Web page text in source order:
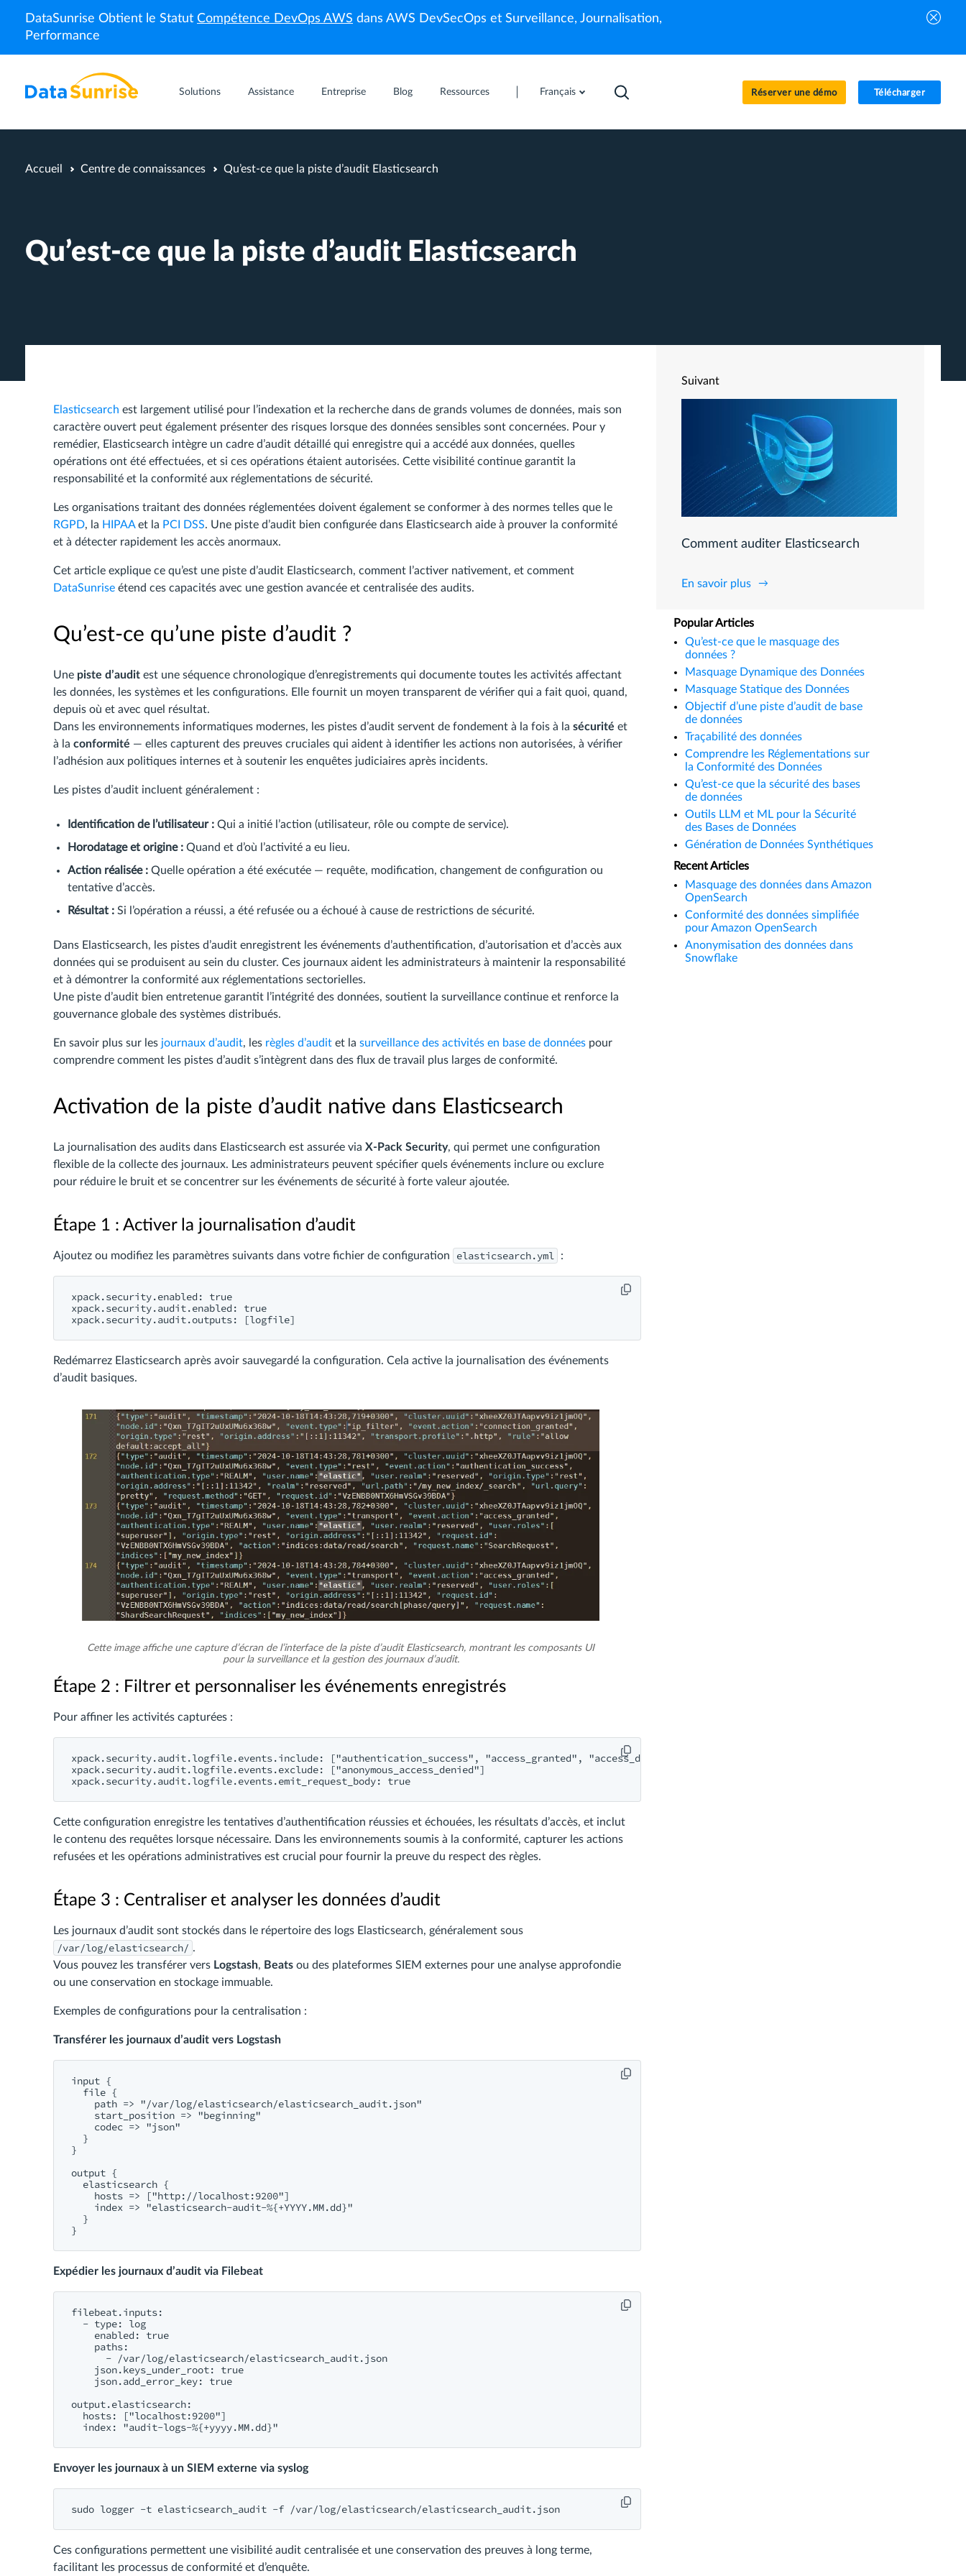
DataSunrise Obtient le Statut Compétence DevOps AWS dans AWS DevSecOps et Surveillance, Journalisation,
Performance
Solutions Assistance Entreprise Blog Ressources Français Réserver une démo Télécharger
Accueil Centre de connaissances Qu’est-ce que la piste d’audit Elasticsearch
Qu’est-ce que la piste d’audit Elasticsearch
Elasticsearch est largement utilisé pour l’indexation et la recherche dans de grands volumes de données, mais son
caractère ouvert peut également présenter des risques lorsque des données sensibles sont concernées. Pour y
remédier, Elasticsearch intègre un cadre d’audit détaillé qui enregistre qui a accédé aux données, quelles
opérations ont été effectuées, et si ces opérations étaient autorisées. Cette visibilité continue garantit la
responsabilité et la conformité aux réglementations de sécurité.
Les organisations traitant des données réglementées doivent également se conformer à des normes telles que le
RGPD, la HIPAAet la PCI DSS. Une piste d’audit bien configurée dans Elasticsearch aide à prouver la conformité
et à détecter rapidement les accès anormaux.
Cet article explique ce qu’est une piste d’audit Elasticsearch, comment l’activer nativement, et comment
DataSunrise étend ces capacités avec une gestion avancée et centralisée des audits.
Qu’est-ce qu’une piste d’audit ?
Une piste d’audit est une séquence chronologique d’enregistrements qui documente toutes les activités affectant
les données, les systèmes et les configurations. Elle fournit un moyen transparent de vérifier qui a fait quoi, quand,
depuis où et avec quel résultat.
Dans les environnements informatiques modernes, les pistes d’audit servent de fondement à la fois à la sécurité et
à la conformité — elles capturent des preuves cruciales qui aident à identifier les actions non autorisées, à vérifier
l’adhésion aux politiques internes et à soutenir les enquêtes judiciaires après incidents.
Les pistes d’audit incluent généralement :
Identification de l’utilisateur : Qui a initié l’action (utilisateur, rôle ou compte de service).
Horodatage et origine : Quand et d’où l’activité a eu lieu.
Action réalisée : Quelle opération a été exécutée — requête, modification, changement de configuration ou
tentative d’accès.
Résultat : Si l’opération a réussi, a été refusée ou a échoué à cause de restrictions de sécurité.
Dans Elasticsearch, les pistes d’audit enregistrent les événements d’authentification, d’autorisation et d’accès aux
données qui se produisent au sein du cluster. Ces journaux aident les administrateurs à maintenir la responsabilité
et à démontrer la conformité aux réglementations sectorielles.
Une piste d’audit bien entretenue garantit l’intégrité des données, soutient la surveillance continue et renforce la
gouvernance globale des systèmes distribués.
En savoir plus sur les journaux d’audit, les règles d’audit et la surveillance des activités en base de données pour
comprendre comment les pistes d’audit s’intègrent dans des flux de travail plus larges de conformité.
Activation de la piste d’audit native dans Elasticsearch
La journalisation des audits dans Elasticsearch est assurée via X-Pack Security, qui permet une configuration
flexible de la collecte des journaux. Les administrateurs peuvent spécifier quels événements inclure ou exclure
pour réduire le bruit et se concentrer sur les événements de sécurité à forte valeur ajoutée.
Étape 1 : Activer la journalisation d’audit
Ajoutez ou modifiez les paramètres suivants dans votre fichier de configuration elasticsearch.yml :
xpack.security.enabled: true
xpack.security.audit.enabled: true
Redémarrez Elasticsearch après avoir sauvegardé la configuration. Cela active la journalisation des événements
d’audit basiques.
Cette image affiche une capture d’écran de l’interface de la piste d’audit Elasticsearch, montrant les composants UI
pour la surveillance et la gestion des journaux d’audit.
Étape 2 : Filtrer et personnaliser les événements enregistrés
Pour affiner les activités capturées :
xpack.security.audit.logfile.events.include: ["authentication_success", "access_granted", "access_denied"]
xpack.security.audit.logfile.events.exclude: ["anonymous_access_denied"]
Cette configuration enregistre les tentatives d’authentification réussies et échouées, les résultats d’accès, et inclut
le contenu des requêtes lorsque nécessaire. Dans les environnements soumis à la conformité, capturer les actions
refusées et les opérations administratives est crucial pour fournir la preuve du respect des règles.
Étape 3 : Centraliser et analyser les données d’audit
Les journaux d’audit sont stockés dans le répertoire des logs Elasticsearch, généralement sous
/var/log/elasticsearch/ .
Vous pouvez les transférer vers Logstash, Beats ou des plateformes SIEM externes pour une analyse approfondie
ou une conservation en stockage immuable.
Exemples de configurations pour la centralisation :
Transférer les journaux d’audit vers Logstash
input {
  file {
    path => "/var/log/elasticsearch/elasticsearch_audit.json"
    start_position => "beginning"
    codec => "json"
  }
}
output {
  elasticsearch {
    hosts => ["http://localhost:9200"]
    index => "elasticsearch-audit-%{+YYYY.MM.dd}"
  }
Expédier les journaux d’audit via Filebeat
filebeat.inputs:
  - type: log
    enabled: true
    paths:
      - /var/log/elasticsearch/elasticsearch_audit.json
    json.keys_under_root: true
    json.add_error_key: true
output.elasticsearch:
  hosts: ["localhost:9200"]
Envoyer les journaux à un SIEM externe via syslog
Ces configurations permettent une visibilité audit centralisée et une conservation des preuves à long terme,
facilitant les processus de conformité et d’enquête.
Suivant
Comment auditer Elasticsearch
En savoir plus
Popular Articles
Qu’est-ce que le masquage des
données ?
Masquage Dynamique des Données
Masquage Statique des Données
Objectif d’une piste d’audit de base
de données
Traçabilité des données
Comprendre les Réglementations sur
la Conformité des Données
Qu’est-ce que la sécurité des bases
de données
Outils LLM et ML pour la Sécurité
des Bases de Données
Génération de Données Synthétiques
Recent Articles
Masquage des données dans Amazon
OpenSearch
Conformité des données simplifiée
pour Amazon OpenSearch
Anonymisation des données dans
Snowflake